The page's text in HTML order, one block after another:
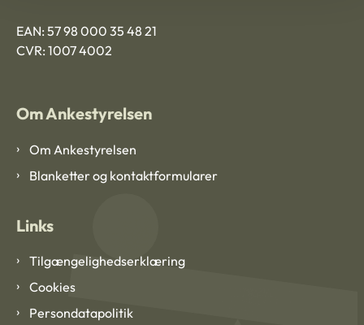
EAN: 57 98 000 35 48 21
CVR: 1007 4002
Om Ankestyrelsen
Om Ankestyrelsen
Blanketter og kontaktformularer
Links
Tilgængelighedserklæring
Cookies
Persondatapolitik